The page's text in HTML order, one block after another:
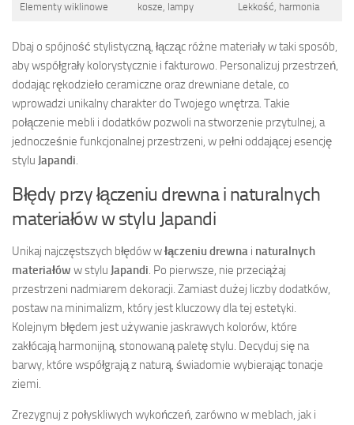
Elementy wiklinowe kosze, lampy Lekkość, harmonia
Dbaj o spójność stylistyczną, łącząc różne materiały w taki sposób,
aby współgrały kolorystycznie i fakturowo. Personalizuj przestrzeń,
dodając rękodzieło ceramiczne oraz drewniane detale, co
wprowadzi unikalny charakter do Twojego wnętrza. Takie
połączenie mebli i dodatków pozwoli na stworzenie przytulnej, a
jednocześnie funkcjonalnej przestrzeni, w pełni oddającej esencję
stylu Japandi.
Błędy przy łączeniu drewna i naturalnych
materiałów w stylu Japandi
Unikaj najczęstszych błędów włączeniu drewna i naturalnych
materiałów w stylu Japandi. Po pierwsze, nie przeciążaj
przestrzeni nadmiarem dekoracji. Zamiast dużej liczby dodatków,
postaw na minimalizm, który jest kluczowy dla tej estetyki.
Kolejnym błędem jest używanie jaskrawych kolorów, które
zakłócają harmonijną, stonowaną paletę stylu. Decyduj się na
barwy, które współgrają z naturą, świadomie wybierając tonacje
ziemi.
Zrezygnuj z połyskliwych wykończeń, zarówno w meblach, jak i